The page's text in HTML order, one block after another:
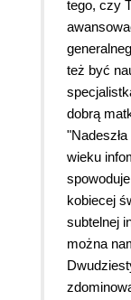
tego, czy
też być
dobrą
wieku
kobiecej
subtelnej
można